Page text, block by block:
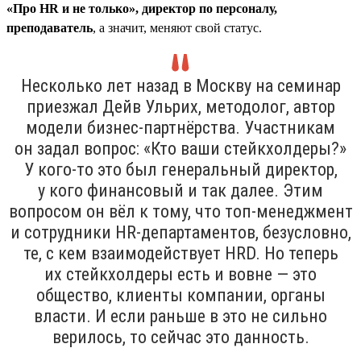
«Про HR и не только», директор по персоналу,
преподаватель, а значит, меняют свой статус.
Несколько лет назад в Москву на семинар
приезжал Дейв Ульрих, методолог, автор
модели бизнес-партнёрства. Участникам
он задал вопрос: «Кто ваши стейкхолдеры?»
У кого-то это был генеральный директор,
у кого финансовый и так далее. Этим
вопросом он вёл к тому, что топ-менеджмент
и сотрудники HR-департаментов, безусловно,
те, с кем взаимодействует HRD. Но теперь
их стейкхолдеры есть и вовне — это
общество, клиенты компании, органы
власти. И если раньше в это не сильно
верилось, то сейчас это данность.